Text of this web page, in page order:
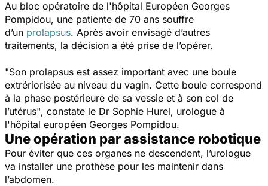
Au bloc opératoire de l'hôpital Européen Georges
Pompidou, une patiente de 70 ans souffre
d’un prolapsus. Après avoir envisagé d’autres
traitements, la décision a été prise de l’opérer.
"Son prolapsus est assez important avec une boule
extrériorisée au niveau du vagin. Cette boule correspond
à la phase postérieure de sa vessie et à son col de
l’utérus", constate le Dr Sophie Hurel, urologue à
l'hôpital européen Georges Pompidou.
Une opération par assistance robotique
Pour éviter que ces organes ne descendent, l’urologue
va installer une prothèse pour les maintenir dans
l’abdomen.